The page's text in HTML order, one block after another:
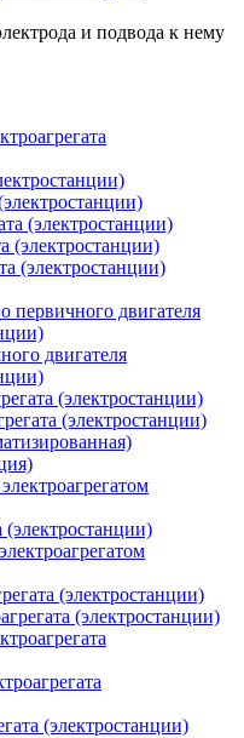
и подвода к нему
(электростанции)
(электростанции)
(электростанции)
первичного двигателя
двигателя
(электростанции)
(электростанции)
(электростанции)
(электростанции)
(электростанции)
(электростанции)